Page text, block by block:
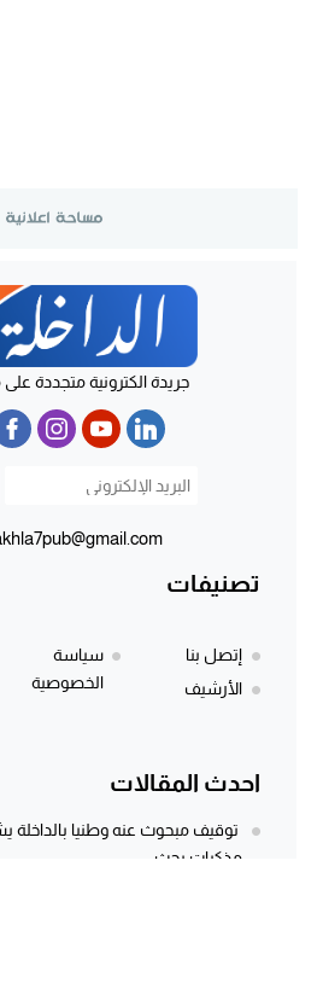
جريدة الكترونية متجددة
تصنيفات
إتصل بنا
الأرشيف
سياسة
الخصوصية
احدث المقالات
توقيف مبحوث عنه وطنيا
مذكرات بحث